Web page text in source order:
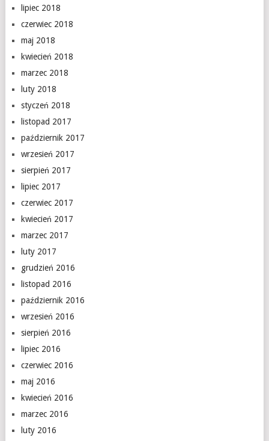
lipiec 2018
czerwiec 2018
maj 2018
kwiecień 2018
marzec 2018
luty 2018
styczeń 2018
listopad 2017
październik 2017
wrzesień 2017
sierpień 2017
lipiec 2017
czerwiec 2017
kwiecień 2017
marzec 2017
luty 2017
grudzień 2016
listopad 2016
październik 2016
wrzesień 2016
sierpień 2016
lipiec 2016
czerwiec 2016
maj 2016
kwiecień 2016
marzec 2016
luty 2016